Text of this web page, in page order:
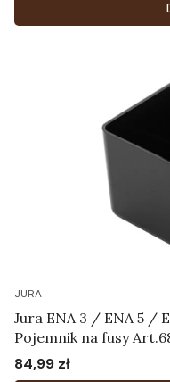
JURA
Jura ENA 3 / ENA 5 /
Pojemnik na fusy
Cena
84,99 zł